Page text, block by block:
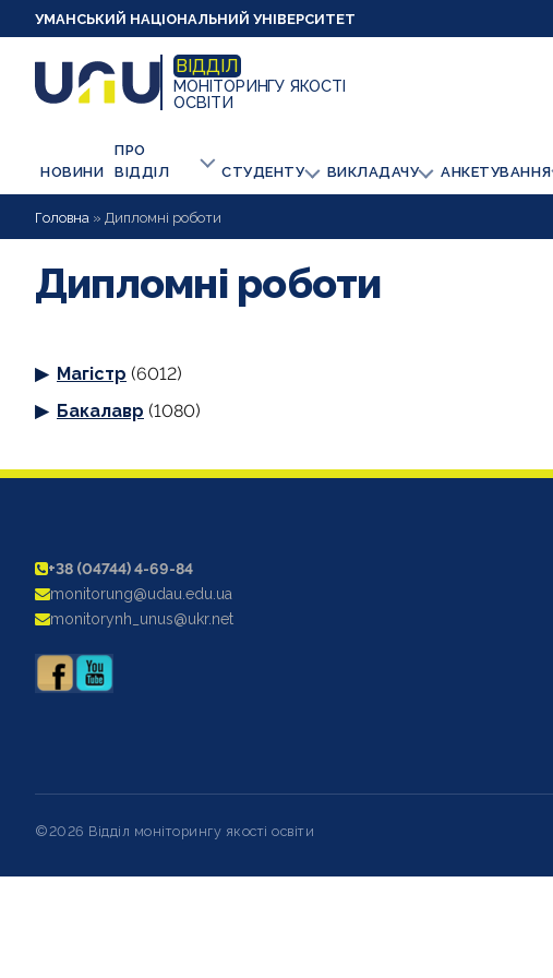
УМАНСЬКИЙ НАЦІОНАЛЬНИЙ УНІВЕРСИТЕТ
ВІДДІЛ
МОНІТОРИНГУ ЯКОСТІ
ОСВІТИ
НОВИНИ
ПРО
ВІДДІЛ
СТУДЕНТУ ВИКЛАДАЧУ АНКЕТУВАННЯ
Головна » Дипломні роботи
Дипломні роботи
Магістр (6012)
Бакалавр (1080)
+38 (04744) 4-69-84
monitorung@udau.edu.ua
monitorynh_unus@ukr.net
©2026 Відділ моніторингу якості освіти